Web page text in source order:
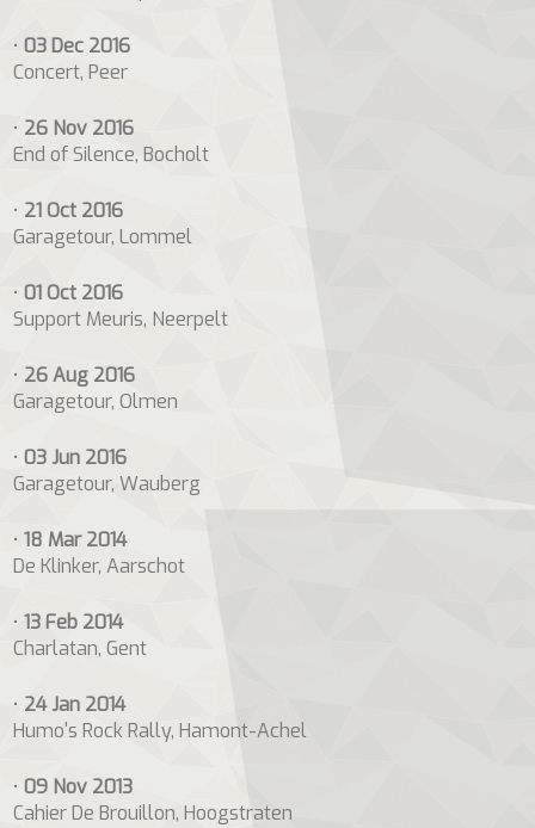
•03 Dec 2016
Concert, Peer
• 26 Nov 2016
End of Silence, Bocholt
• 21 Oct 2016
Garagetour, Lommel
•01 Oct 2016
Support Meuris, Neerpelt
• 26 Aug 2016
Garagetour, Olmen
•03 Jun 2016
Garagetour, Wauberg
•18 Mar 2014
De Klinker, Aarschot
•13 Feb 2014
Charlatan, Gent
• 24 Jan 2014
Humo's Rock Rally, Hamont-Achel
•09 Nov 2013
Cahier De Brouillon, Hoogstraten